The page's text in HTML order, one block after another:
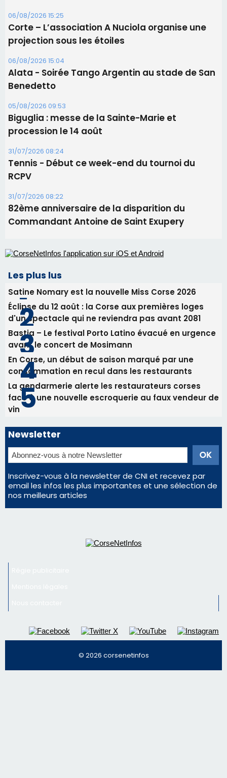
Les brèves
06/08/2026 15:57
Ucciani – Marché des producteurs à Cruculi le
11 août
06/08/2026 15:25
Corte – L’association A Nuciola organise une
projection sous les étoiles
06/08/2026 15:04
Alata - Soirée Tango Argentin au stade de San
Benedetto
05/08/2026 09:53
Biguglia : messe de la Sainte-Marie et
procession le 14 août
Tennis - Début ce week-end du tournoi du
RCPV
31/07/2026 08:22
82ème anniversaire de la disparition du
Commandant Antoine de Saint Exupery
Les plus lus
Satine Nomary est la nouvelle Miss Corse 2026
Éclipse du 12 août : la Corse aux premières loges
d'un spectacle qui ne reviendra pas avant 2081
Bastia – Le festival Porto Latino évacué en urgence
avant le concert de Mosimann
En Corse, un début de saison marqué par une
consommation en recul dans les restaurants
La gendarmerie alerte les restaurateurs corses
face à une nouvelle escroquerie au faux vendeur de